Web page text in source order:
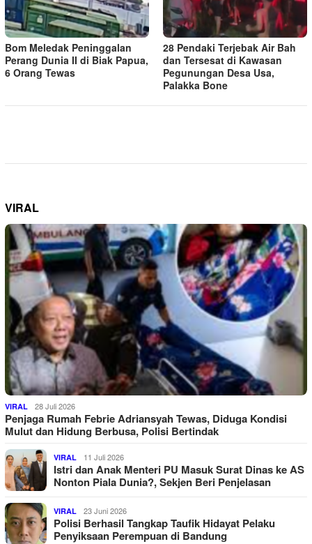
Bom Meledak Peninggalan
Perang Dunia II di Biak Papua,
6 Orang Tewas
28 Pendaki Terjebak Air Bah
dan Tersesat di Kawasan
Pegunungan Desa Usa,
Palakka Bone
VIRAL
VIRAL 28 Juli 2026
Penjaga Rumah Febrie Adriansyah Tewas, Diduga Kondisi
Mulut dan Hidung Berbusa, Polisi Bertindak
VIRAL 11 Juli 2026
Istri dan Anak Menteri PU Masuk Surat Dinas ke AS
Nonton Piala Dunia?, Sekjen Beri Penjelasan
VIRAL 23 Juni 2026
Polisi Berhasil Tangkap Taufik Hidayat Pelaku
Penyiksaan Perempuan di Bandung